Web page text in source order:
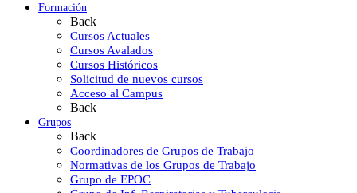
Formación
Back
Cursos Actuales
Cursos Avalados
Cursos Históricos
Solicitud de nuevos cursos
Acceso al Campus
Back
Grupos
Back
Coordinadores de Grupos de Trabajo
Normativas de los Grupos de Trabajo
Grupo de EPOC